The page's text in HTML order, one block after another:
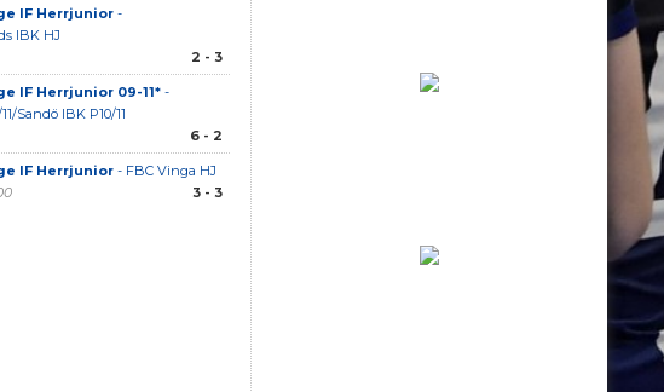
IF Herrjunior-
IBK HJ
2 - 3
IF Herrjunior 09-11*-
Sandö IBK P10/11
6 - 2
IF Herrjunior- FBC Vinga HJ
3 - 3